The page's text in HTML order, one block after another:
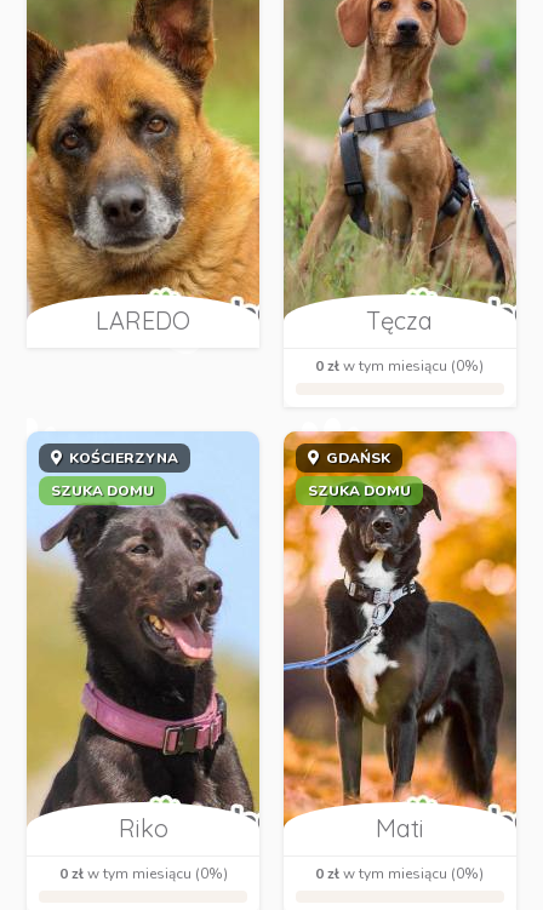
LAREDO Tęcza
0 złw tym miesiącu (0%)
KOŚCIERZYNA
SZUKA DOMU
Riko
0 złw tym miesiącu (0%)
GDAŃSK
SZUKA DOMU
Mati
0 złw tym miesiącu (0%)